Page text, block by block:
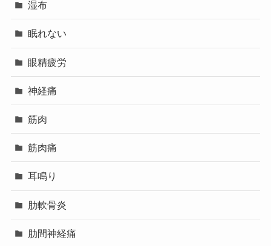
湿布
眠れない
眼精疲労
神経痛
筋肉
筋肉痛
耳鳴り
肋軟骨炎
肋間神経痛